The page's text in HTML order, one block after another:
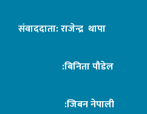
संवाददाता: राजेन्द्र थापा
:बिनिता पौडेल
:जिबन नेपाली